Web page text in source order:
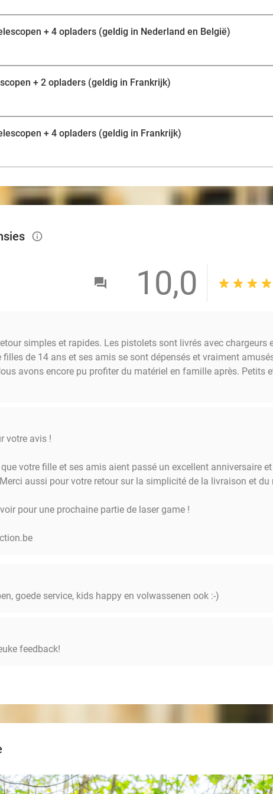
+ 4 opladers (geldig in Nederland en België)
+ 2 opladers (geldig in Frankrijk)
+ 4 opladers (geldig in Frankrijk)
info_outlined
10,0
simples et rapides. Les pistolets sont livrés avec
filles de 14 ans et ses amis se sont dépensés et vraiment
avons encore pu profiter du matériel en famille après. Petits
votre avis !
votre fille et ses amis aient passé un excellent anniversaire
aussi pour votre retour sur la simplicité de la livraison et du
pour une prochaine partie de laser game !
goede service, kids happy en volwassenen ook :-)
feedback!